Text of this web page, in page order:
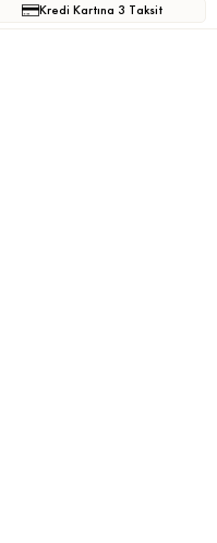
Kredi Kartına 3 Taksit